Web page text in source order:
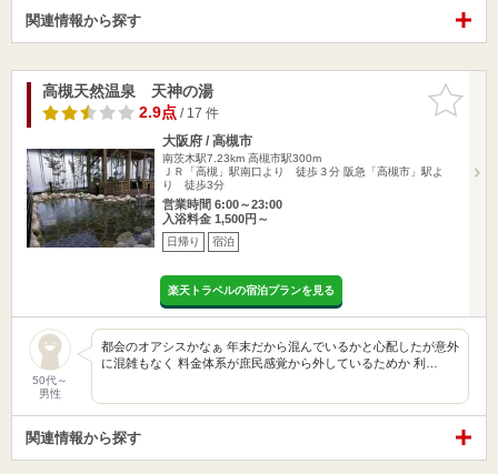
関連情報から探す
お気に入
りに追加
高槻天然温泉 天神の湯
2.9点/ 17 件
大阪府 / 高槻市
南茨木駅7.23km 高槻市駅300m
ＪＲ「高槻」駅南口より 徒歩３分 阪急「高槻市」駅よ
り 徒歩3分
営業時間 6:00～23:00
入浴料金 1,500円～
日帰り 宿泊
楽天トラベルの宿泊プランを見る
50代～
男性
都会のオアシスかなぁ 年末だから混んでいるかと心配したが意外
に混雑もなく 料金体系が庶民感覚から外しているためか 利…
関連情報から探す